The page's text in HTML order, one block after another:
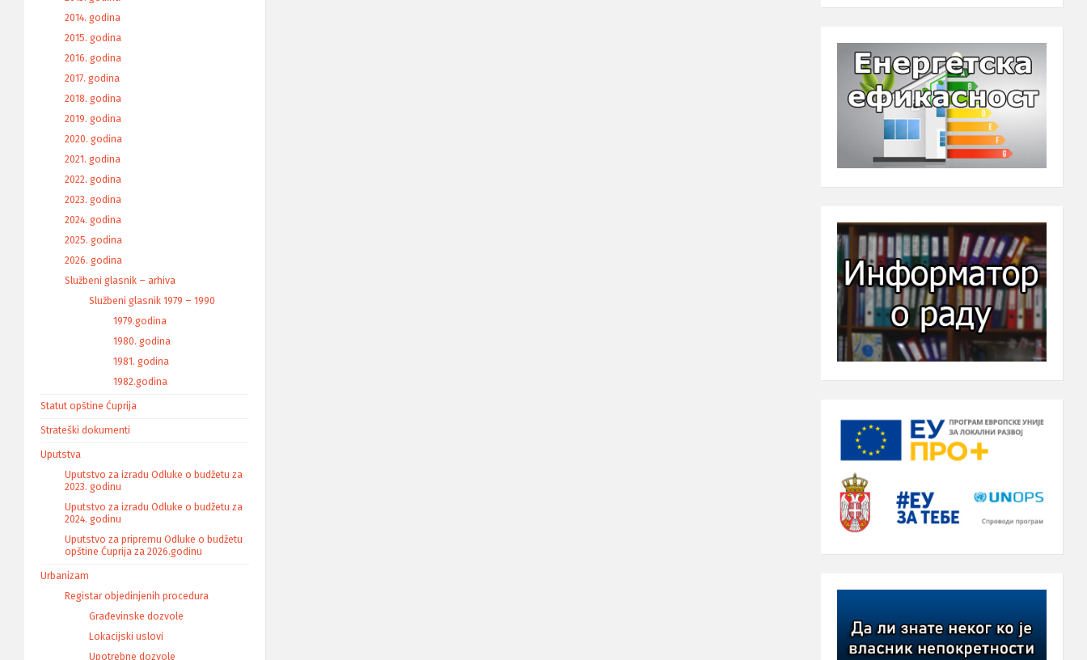
2014. godina
2015. godina
2016. godina
2017. godina
2018. godina
2019. godina
2020. godina
2021. godina
2022. godina
2023. godina
2024. godina
2025. godina
2026. godina
Službeni glasnik – arhiva
Službeni glasnik 1979 – 1990
1979.godina
1980. godina
1981. godina
1982.godina
Statut opštine Ćuprija
Strateški dokumenti
Uputstva
Uputstvo za izradu Odluke o budžetu za
2023. godinu
Uputstvo za izradu Odluke o budžetu za
2024. godinu
Uputstvo za pripremu Odluke o budžetu
opštine Ćuprija za 2026.godinu
Urbanizam
Registar objedinjenih procedura
Građevinske dozvole
Lokacijski uslovi
Upotrebne dozvole